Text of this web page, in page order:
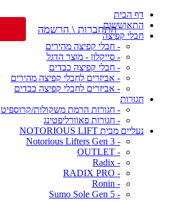
דף הבית
התאוששות
חבלי קפיצה
- חבלי קפיצה מהירים
- סייקלון - מוצר הדגל
- חבלי קפיצה כבדים
- אביזרים לחבלי קפיצה מהירים
- אביזרים לחבלי קפיצה כבדים
חגורות
- חגורות הרמת משקולות/קרוספיט
- חגורות פאוורליפטינג
נעליים מבית NOTORIOUS LIFT
- Notorious Lifters Gen 3
- OUTLET
- Radix
- RADIX PRO
- Ronin
- Sumo Sole Gen 5
התחברות \ הרשמה